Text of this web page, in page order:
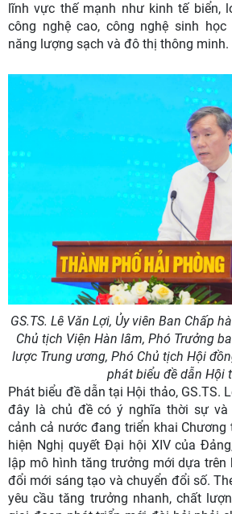
lĩnh vực thế mạnh như kinh tế biển,
công nghệ cao, công nghệ sinh học
năng lượng sạch và đô thị thông minh.
GS.TS. Lê Văn Lợi, Ủy viên Ban Chấp
Chủ tịch Viện Hàn lâm, Phó Trưởng
lược Trung ương, Phó Chủ tịch Hội
phát biểu đề dẫn Hội
Phát biểu đề dẫn tại Hội thảo, GS.TS.
đây là chủ đề có ý nghĩa thời sự và
cảnh cả nước đang triển khai
hiện Nghị quyết Đại hội XIV của
lập mô hình tăng trưởng mới dựa trên
đổi mới sáng tạo và chuyển đổi số.
yêu cầu tăng trưởng nhanh, chất